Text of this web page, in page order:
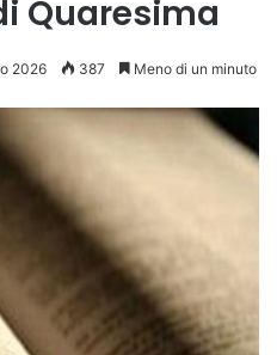
Quaresima
2026 387 Meno di un minuto